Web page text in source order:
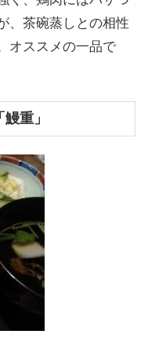
、茶碗蒸しとの相性
オススメの一品で
重」